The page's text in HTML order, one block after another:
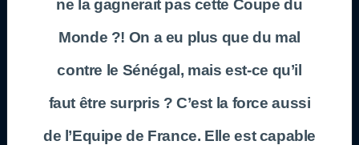
ne la gagnerait pas cette Coupe du
Monde ?! On a eu plus que du mal
contre le Sénégal, mais est-ce qu’il
faut être surpris ? C’est la force aussi
de l’Equipe de France. Elle est capable